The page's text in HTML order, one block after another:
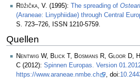
Růžička, V. (1995): The spreading of
(Araneae: Linyphiidae) through Central
S. 723–726, ISSN 1210-5759.
Quellen
Nentwig W, Blick T, Bosmans R, Gloor D,
C (2012): Spinnen Europas. Version
https://www.araneae.nmbe.ch
, doi: